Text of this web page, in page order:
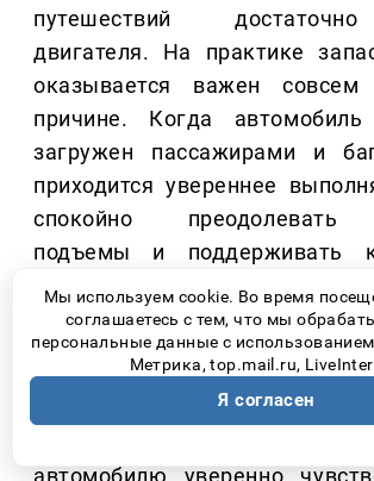
путешествий
двигателя. На практике
оказывается важен
причине. Когда автомобиль
загружен пассажирами и
приходится увереннее
спокойно преодолевать
подъемы и поддерживать
темп движения на трассе.
JAC RF8 оснащается
турбированным
классической
Мы используем cookie. Во время
соглашаетесь с тем, что мы
персональные данные с
Метрика, top.mail.ru,
Я согласен